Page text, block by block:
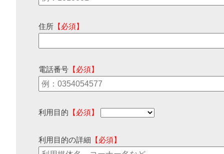
住所 【必須】
電話番号 【必須】
利用目的 【必須】
利用目的の詳細 【必須】